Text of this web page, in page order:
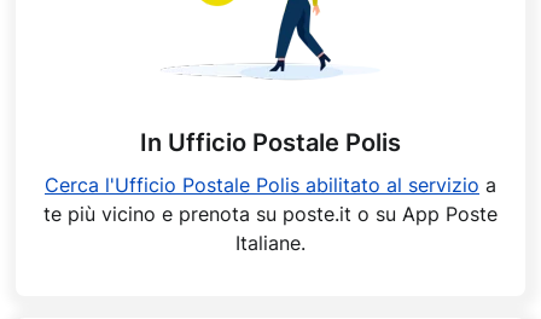
In Ufficio Postale Polis
Cerca l'Ufficio Postale Polis abilitato al servizio a
te più vicino e prenota su poste.it o su App Poste
Italiane.